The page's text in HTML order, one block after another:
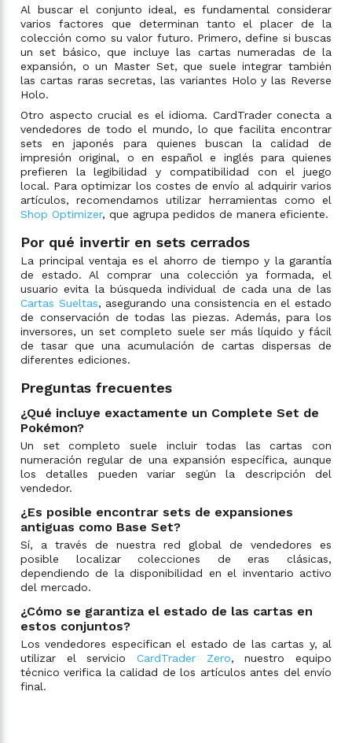
Al buscar el conjunto ideal, es fundamental considerar
varios factores que determinan tanto el placer de la
colección como su valor futuro. Primero, define si buscas
un set básico, que incluye las cartas numeradas de la
expansión, o un Master Set, que suele integrar también
las cartas raras secretas, las variantes Holo y las Reverse
Holo.
Otro aspecto crucial es el idioma. CardTrader conecta a
vendedores de todo el mundo, lo que facilita encontrar
sets en japonés para quienes buscan la calidad de
impresión original, o en español e inglés para quienes
prefieren la legibilidad y compatibilidad con el juego
local. Para optimizar los costes de envío al adquirir varios
artículos, recomendamos utilizar herramientas como el
Shop Optimizer, que agrupa pedidos de manera eficiente.
Por qué invertir en sets cerrados
La principal ventaja es el ahorro de tiempo y la garantía
de estado. Al comprar una colección ya formada, el
usuario evita la búsqueda individual de cada una de las
Cartas Sueltas, asegurando una consistencia en el estado
de conservación de todas las piezas. Además, para los
inversores, un set completo suele ser más líquido y fácil
de tasar que una acumulación de cartas dispersas de
diferentes ediciones.
Preguntas frecuentes
¿Qué incluye exactamente un Complete Set de
Pokémon?
Un set completo suele incluir todas las cartas con
numeración regular de una expansión específica, aunque
los detalles pueden variar según la descripción del
vendedor.
¿Es posible encontrar sets de expansiones
antiguas como Base Set?
Sí, a través de nuestra red global de vendedores es
posible localizar colecciones de eras clásicas,
dependiendo de la disponibilidad en el inventario activo
del mercado.
¿Cómo se garantiza el estado de las cartas en
estos conjuntos?
Los vendedores especifican el estado de las cartas y, al
utilizar el servicio CardTrader Zero, nuestro equipo
técnico verifica la calidad de los artículos antes del envío
final.